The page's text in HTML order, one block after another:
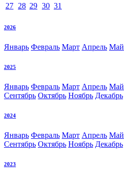
27 28 29 30 31
2026
Январь Февраль Март Апрель Май
2025
Январь Февраль Март Апрель Май
Сентябрь Октябрь Ноябрь Декабрь
2024
Январь Февраль Март Апрель Май
Сентябрь Октябрь Ноябрь Декабрь
2023